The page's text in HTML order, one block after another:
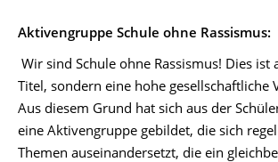
Aktivengruppe Schule ohne Rassismus:
Wir sind Schule ohne Rassismus! Dies ist
Titel, sondern eine hohe gesellschaftliche
Aus diesem Grund hat sich aus der
eine Aktivengruppe gebildet, die sich
Themen auseinandersetzt, die ein